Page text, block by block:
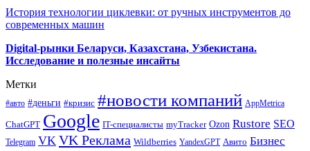
История технологии циклевки: от ручных инструментов до
современных машин
Digital-рынки Беларуси, Казахстана, Узбекистана.
Исследование и полезные инсайты
Метки
#авто #деньги #кризис #новости компаний AppMetrica
ChatGPT Google IT-специалисты myTracker Ozon Rustore SEO
Telegram VK VK Реклама Wildberries YandexGPT Авито Бизнес